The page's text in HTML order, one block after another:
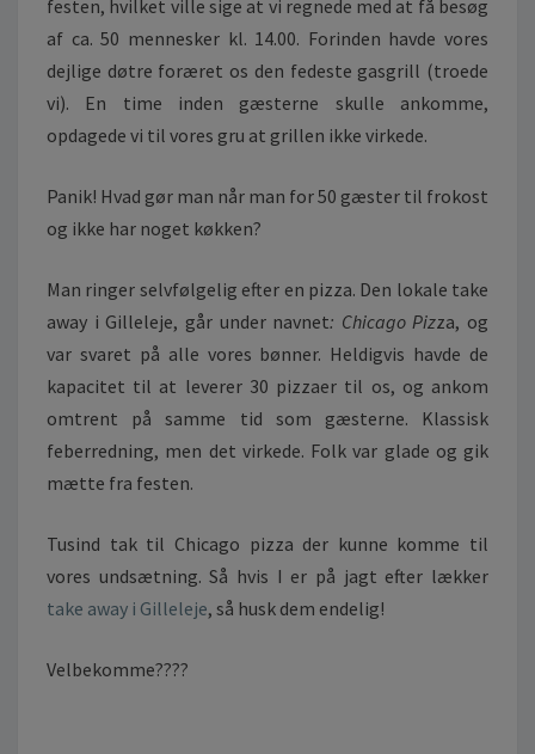
J
E
festen, hvilket ville sige at vi regnede med at få besøg
af ca. 50 mennesker kl. 14.00. Forinden havde vores
dejlige døtre foræret os den fedeste gasgrill (troede
vi). En time inden gæsterne skulle ankomme,
opdagede vi til vores gru at grillen ikke virkede.
Panik! Hvad gør man når man for 50 gæster til frokost
og ikke har noget køkken?
Man ringer selvfølgelig efter en pizza. Den lokale take
away i Gilleleje, går under navnet: Chicago Pizza, og
var svaret på alle vores bønner. Heldigvis havde de
kapacitet til at leverer 30 pizzaer til os, og ankom
omtrent på samme tid som gæsterne. Klassisk
feberredning, men det virkede. Folk var glade og gik
mætte fra festen.
Tusind tak til Chicago pizza der kunne komme til
vores undsætning. Så hvis I er på jagt efter lækker
take away i Gilleleje, så husk dem endelig!
Velbekomme????